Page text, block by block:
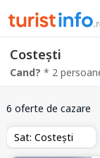
Costești
Cand? * 2
6 oferte de cazare
Sat: Costești